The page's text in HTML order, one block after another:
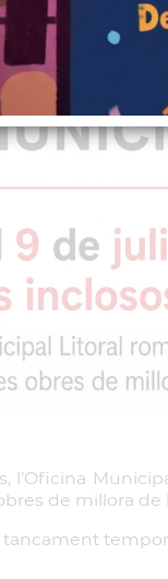
l’Oficina
de millora de